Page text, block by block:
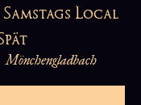
Local
Mönchengladbach